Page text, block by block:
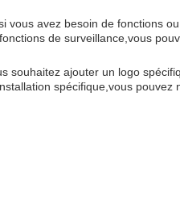
vous avez besoin de fonctions
de surveillance,vous
souhaitez ajouter un logo
spécifique,vous